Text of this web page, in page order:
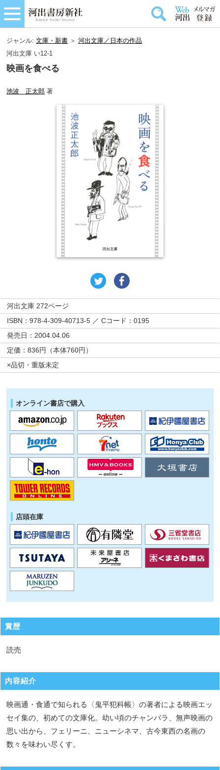
ジャンル:文庫・新書 ＞河出文庫／日本の作品
河出文庫 い12-1
映画を食べる
池波 正太郎 著
河出文庫 272ページ
ISBN：978-4-309-40713-5 ／ Cコード：0195
発売日：2004.04.06
定価：836円（本体760円）
×品切・重版未定
オンライン書店で購入
店頭在庫
賞歴
読売
内容紹介
映画通・食通で知られる〈鬼平犯科帳〉の著者による映画エッ
セイ集の、初めての文庫化。幼い頃のチャンバラ、無声映画の
思い出から、フェリーニ、ニューシネマ、古今東西の名画の
数々を味わい尽くす。